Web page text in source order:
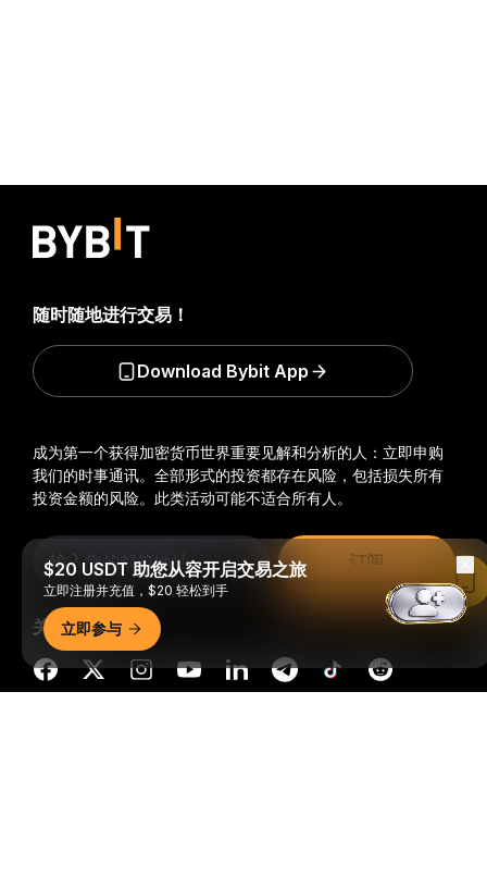
成为第一个获得加密货币世界重要见解和分析的人：立即申购
我们的时事通讯。 全部形式的投资都存在风险，包括损失所有
投资金额的风险。此类活动可能不适合所有人。
订阅
关注我们
随时随地进行交易！
Download Bybit App
$20 USDT 助您从容开启交易之旅
立即注册并充值，$20 轻松到手
立即参与
Read in Bybit App